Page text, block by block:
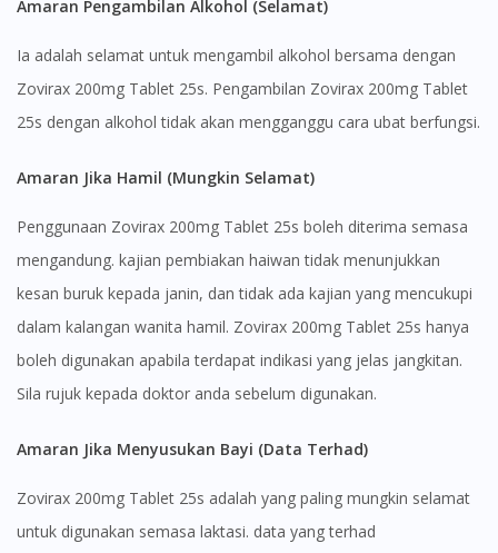
You seem to be shopping from Singapore
You are currently on DoctorOnCall.com.my, our Malaysian
To serve you better, would you like to head over to
DoctorOnCall Singapore?
No, please do not redirect me
Amaran Pengambilan Alkohol (Selamat)
Ia adalah selamat untuk mengambil alkohol bersama dengan
Zovirax 200mg Tablet 25s. Pengambilan Zovirax 200mg Tablet
25s dengan alkohol tidak akan mengganggu cara ubat berfungsi.
Amaran Jika Hamil (Mungkin Selamat)
Penggunaan Zovirax 200mg Tablet 25s boleh diterima semasa
mengandung. kajian pembiakan haiwan tidak menunjukkan
kesan buruk kepada janin, dan tidak ada kajian yang mencukupi
dalam kalangan wanita hamil. Zovirax 200mg Tablet 25s hanya
boleh digunakan apabila terdapat indikasi yang jelas jangkitan.
Sila rujuk kepada doktor anda sebelum digunakan.
Amaran Jika Menyusukan Bayi (Data Terhad)
Zovirax 200mg Tablet 25s adalah yang paling mungkin selamat
untuk digunakan semasa laktasi. data yang terhad